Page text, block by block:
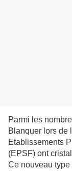
Parmi les
Blanquer lors de
Etablissements
(EPSF) ont
Ce nouveau type